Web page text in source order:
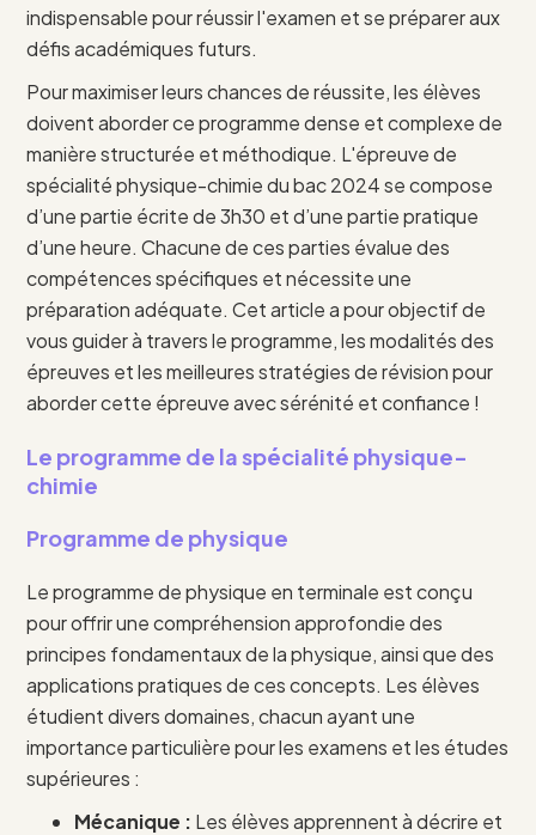
indispensable pour réussir l'examen et se préparer aux
défis académiques futurs.
Pour maximiser leurs chances de réussite, les élèves
doivent aborder ce programme dense et complexe de
manière structurée et méthodique. L'épreuve de
spécialité physique-chimie du bac 2024 se compose
d’une partie écrite de 3h30 et d’une partie pratique
d’une heure. Chacune de ces parties évalue des
compétences spécifiques et nécessite une
préparation adéquate. Cet article a pour objectif de
vous guider à travers le programme, les modalités des
épreuves et les meilleures stratégies de révision pour
aborder cette épreuve avec sérénité et confiance !
Le programme de la spécialité physique-
chimie
Programme de physique
Le programme de physique en terminale est conçu
pour offrir une compréhension approfondie des
principes fondamentaux de la physique, ainsi que des
applications pratiques de ces concepts. Les élèves
étudient divers domaines, chacun ayant une
importance particulière pour les examens et les études
supérieures :
Mécanique : Les élèves apprennent à décrire et